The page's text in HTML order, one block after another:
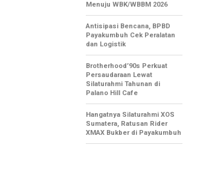
Menuju WBK/WBBM 2026
Antisipasi Bencana, BPBD
Payakumbuh Cek Peralatan
dan Logistik
Brotherhood’90s Perkuat
Persaudaraan Lewat
Silaturahmi Tahunan di
Palano Hill Cafe
Hangatnya Silaturahmi XOS
Sumatera, Ratusan Rider
XMAX Bukber di Payakumbuh